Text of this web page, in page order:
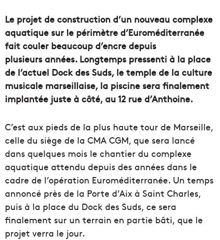
Le projet de construction d’un nouveau complexe
aquatique sur le périmètre d’Euroméditerranée
fait couler beaucoup d’encre depuis
plusieurs années. Longtemps pressenti à la place
de l’actuel Dock des Suds, le temple de la culture
musicale marseillaise, la piscine sera finalement
implantée juste à côté, au 12 rue d’Anthoine.
C’est aux pieds de la plus haute tour de Marseille,
celle du siège de la CMA CGM, que sera lancé
dans quelques mois le chantier du complexe
aquatique attendu depuis des années dans le
cadre de l’opération Euroméditerranée. Un temps
annoncé près de la Porte d’Aix à Saint Charles,
puis à la place du Dock des Suds, ce sera
finalement sur un terrain en partie bâti, que le
projet verra le jour.